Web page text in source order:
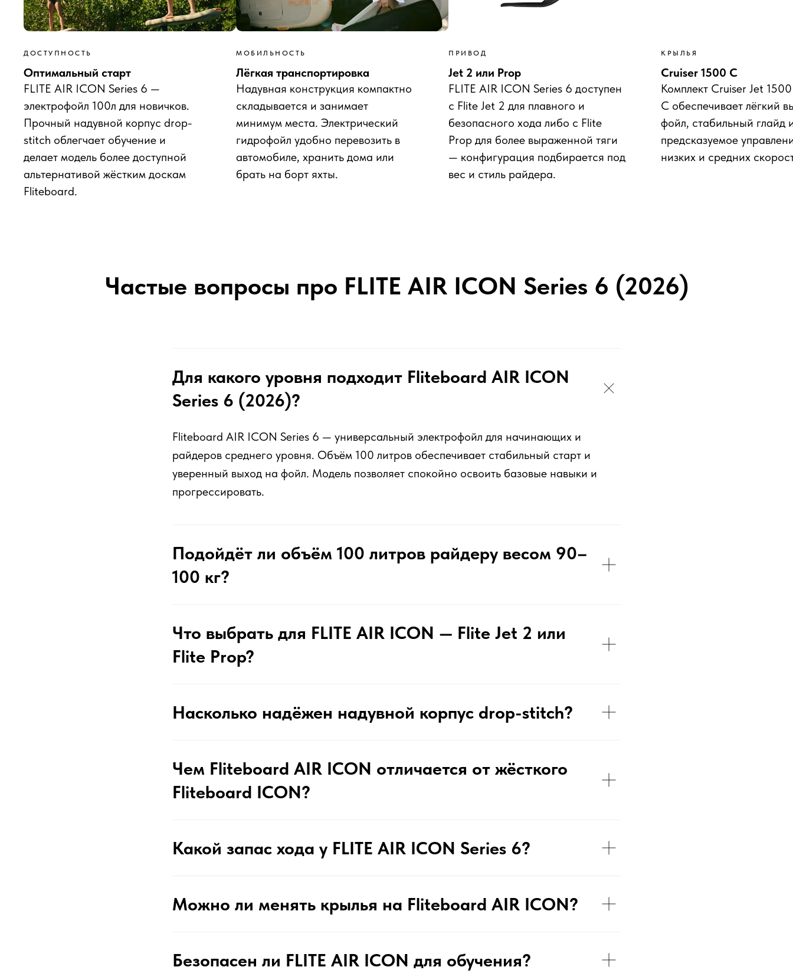
ДОСТУПНОСТЬ
Оптимальный старт
FLITE AIR ICON Series 6 —
электрофойл 100л для новичков.
Прочный надувной корпус drop-
stitch облегчает обучение и
делает модель более доступной
альтернативой жёстким доскам
Fliteboard.
МОБИЛЬНОСТЬ
Лёгкая транспортировка
Надувная конструкция компактно
складывается и занимает
минимум места. Электрический
гидрофойл удобно перевозить в
автомобиле, хранить дома или
брать на борт яхты.
ПРИВОД
Jet 2 или Prop
FLITE AIR ICON Series 6 доступен
с Flite Jet 2 для плавного и
безопасного хода либо с Flite
Prop для более выраженной тяги
— конфигурация подбирается под
вес и стиль райдера.
КРЫЛЬЯ
Cruiser 1500 C
Комплект Cruiser Jet
C обеспечивает лёгкий
фойл, стабильный глайд
предсказуемое
низких и средних
Частые вопросы про FLITE AIR ICON Series 6 (2026)
Для какого уровня подходит Fliteboard AIR ICON
Series 6 (2026)?
Fliteboard AIR ICON Series 6 — универсальный электрофойл для начинающих и
райдеров среднего уровня. Объём 100 литров обеспечивает стабильный старт и
уверенный выход на фойл. Модель позволяет спокойно освоить базовые навыки и
прогрессировать.
Подойдёт ли объём 100 литров райдеру весом 90–
100 кг?
Что выбрать для FLITE AIR ICON — Flite Jet 2 или
Flite Prop?
Насколько надёжен надувной корпус drop-stitch?
Чем Fliteboard AIR ICON отличается от жёсткого
Fliteboard ICON?
Какой запас хода у FLITE AIR ICON Series 6?
Можно ли менять крылья на Fliteboard AIR ICON?
Безопасен ли FLITE AIR ICON для обучения?